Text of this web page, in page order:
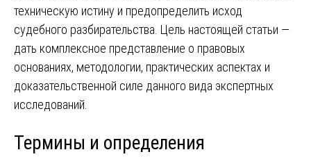
техническую истину и предопределить исход
судебного разбирательства. Цель настоящей статьи —
дать комплексное представление о правовых
основаниях, методологии, практических аспектах и
доказательственной силе данного вида экспертных
исследований.
Термины и определения